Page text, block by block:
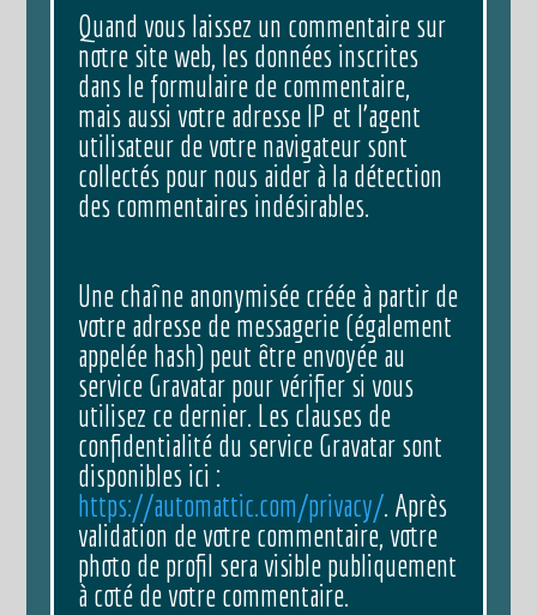
Quand vous laissez un commentaire sur
notre site web, les données inscrites
dans le formulaire de commentaire,
mais aussi votre adresse IP et l’agent
utilisateur de votre navigateur sont
collectés pour nous aider à la détection
des commentaires indésirables.
Une chaîne anonymisée créée à partir de
votre adresse de messagerie (également
appelée hash) peut être envoyée au
service Gravatar pour vérifier si vous
utilisez ce dernier. Les clauses de
confidentialité du service Gravatar sont
disponibles ici :
https://automattic.com/privacy/. Après
validation de votre commentaire, votre
photo de profil sera visible publiquement
à coté de votre commentaire.